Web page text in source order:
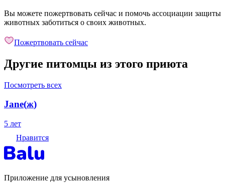
Вы можете пожертвовать сейчас и помочь ассоциации защиты
животных заботиться о своих животных.
Пожертвовать сейчас
Другие питомцы из этого приюта
Посмотреть всех
Jane(ж)
5 лет
Нравится
Приложение для усыновления